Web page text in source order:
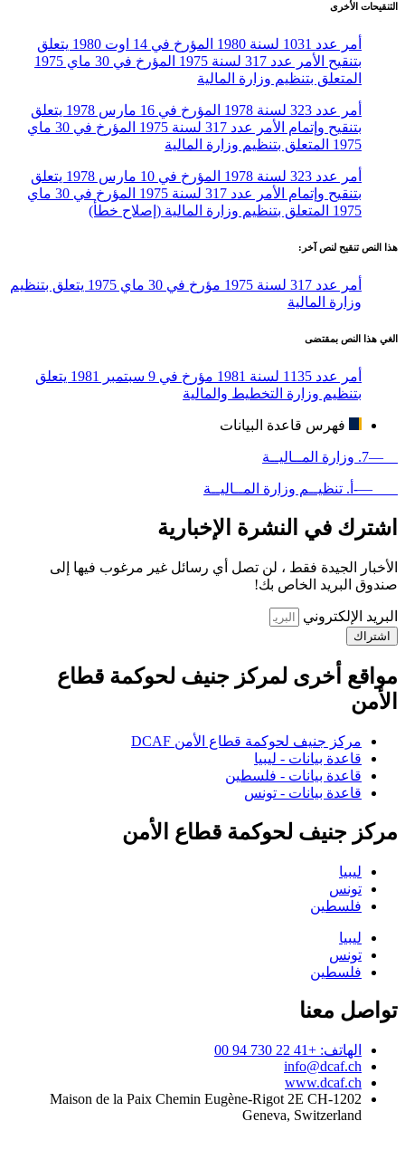
التنقيحات الأخرى
أمر عدد 1031 لسنة 1980 المؤرخ في 14 اوت 1980 يتعلق
بتنقيح الأمر عدد 317 لسنة 1975 المؤرخ في 30 ماي 1975
المتعلق بتنظيم وزارة المالية
أمر عدد 323 لسنة 1978 المؤرخ في 16 مارس 1978 يتعلق
بتنقيح وإتمام الأمر عدد 317 لسنة 1975 المؤرخ في 30 ماي
1975 المتعلق بتنظيم وزارة المالية
أمر عدد 323 لسنة 1978 المؤرخ في 10 مارس 1978 يتعلق
بتنقيح وإتمام الأمر عدد 317 لسنة 1975 المؤرخ في 30 ماي
1975 المتعلق بتنظيم وزارة المالية (إصلاح خطأ)
هذا النص تنقيح لنص آخر:
أمر عدد 317 لسنة 1975 مؤرخ في 30 ماي 1975 يتعلق بتنظيم
وزارة المالية
الغي هذا النص بمقتضى
أمر عدد 1135 لسنة 1981 مؤرخ في 9 سبتمبر 1981 يتعلق
بتنظيم وزارة التخطيط والمالية
فهرس قاعدة البيانات
—7. وزارة المــاليــة
—-أ. تنظيــم وزارة المــاليــة
اشترك في النشرة الإخبارية
الأخبار الجيدة فقط ، لن تصل أي رسائل غير مرغوب فيها إلى
صندوق البريد الخاص بك!
البريد الإلكتروني
اشتراك
مواقع أخرى لمركز جنيف لحوكمة قطاع
الأمن
مركز جنيف لحوكمة قطاع الأمن DCAF
قاعدة بيانات - ليبيا
قاعدة بيانات - فلسطين
قاعدة بيانات - تونس
مركز جنيف لحوكمة قطاع الأمن
ليبيا
تونس
فلسطين
ليبيا
تونس
فلسطين
تواصل معنا
الهاتف: +41 22 730 94 00
info@dcaf.ch
www.dcaf.ch
Maison de la Paix Chemin Eugène-Rigot 2E CH-1202
Geneva, Switzerland